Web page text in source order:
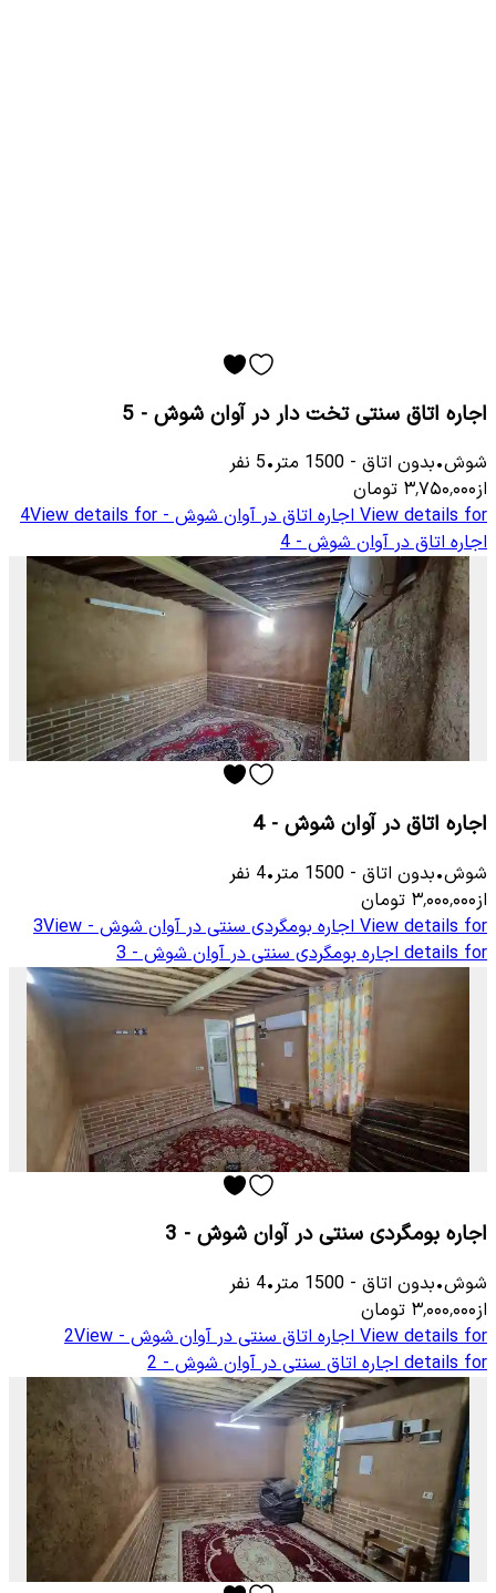
اجاره اتاق سنتی تخت دار در آوان شوش - 5
شوش•بدون اتاق -
1500 متر•
5 نفر
از۳٬۷۵۰٬۰۰۰ تومان
View details for اجاره اتاق در آوان شوش - 4View details for
اجاره اتاق در آوان شوش - 4
اجاره اتاق در آوان شوش - 4
شوش•بدون اتاق -
1500 متر•
4 نفر
از۳٬۰۰۰٬۰۰۰ تومان
View details for اجاره بومگردی سنتی در آوان شوش - 3View
details for اجاره بومگردی سنتی در آوان شوش - 3
اجاره بومگردی سنتی در آوان شوش - 3
شوش•بدون اتاق -
1500 متر•
4 نفر
از۳٬۰۰۰٬۰۰۰ تومان
View details for اجاره اتاق سنتی در آوان شوش - 2View
details for اجاره اتاق سنتی در آوان شوش - 2